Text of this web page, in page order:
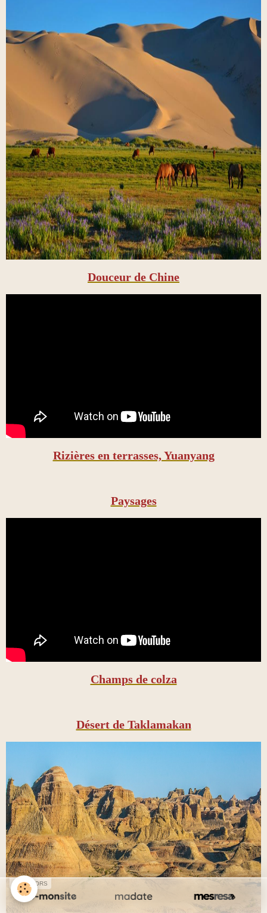
Douceur de Chine
Rizières en terrasses, Yuanyang
Paysages
Champs de colza
Désert de Taklamakan
SPONSORS